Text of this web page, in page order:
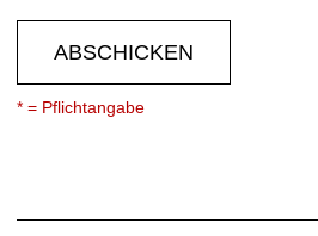
ABSCHICKEN
* = Pflichtangabe